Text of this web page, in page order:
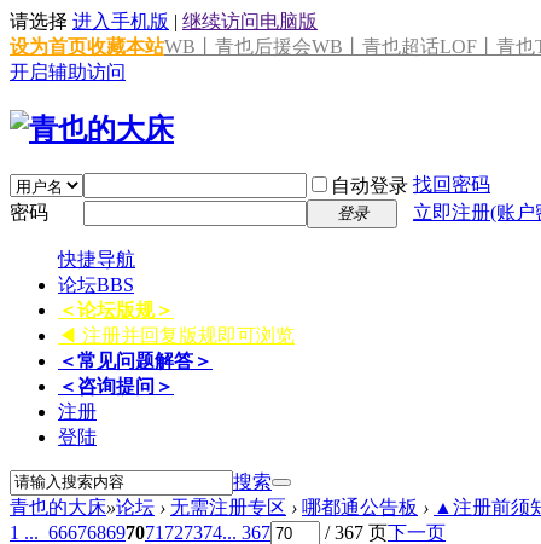
请选择 进入手机版 | 继续访问电脑版
设为首页收藏本站WB丨青也后援会WB丨青也超话LOF丨青也
开启辅助访问
自动登录 找回密码
密码
登录 立即注册(账
快捷导航
论坛BBS
＜论坛版规＞
◀ 注册并回复版规即可浏览
＜常见问题解答＞
＜咨询提问＞
注册
登陆
搜索
青也的大床»论坛 › 无需注册专区 › 哪都通公告板 › ▲注册前须
1 ... 666768697071 727374... 367 / 367 页下一页